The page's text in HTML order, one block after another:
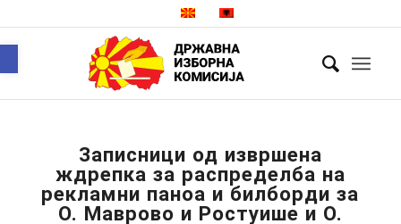
Записници од извршена
ждрепка за распределба на
рекламни паноа и билборди за
О. Маврово и Ростуише и О.
Open toolbar